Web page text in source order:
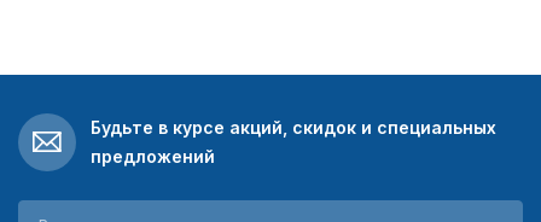
Будьте в курсе акций, скидок и специальных
предложений